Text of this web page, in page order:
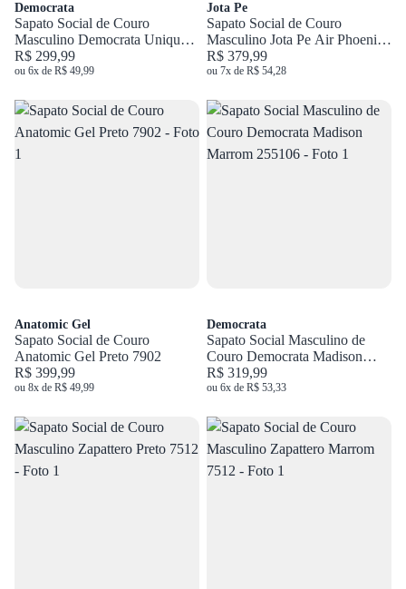
Democrata
Sapato Social de Couro
Masculino Democrata Unique
Preto 646101
R$ 299,99
ou 6x de R$ 49,99
Jota Pe
Sapato Social de Couro
Masculino Jota Pe Air Phoenix
Preto 74992
R$ 379,99
ou 7x de R$ 54,28
Anatomic Gel
Sapato Social de Couro
Anatomic Gel Preto 7902
R$ 399,99
ou 8x de R$ 49,99
Democrata
Sapato Social Masculino de
Couro Democrata Madison
Marrom 255106
R$ 319,99
ou 6x de R$ 53,33